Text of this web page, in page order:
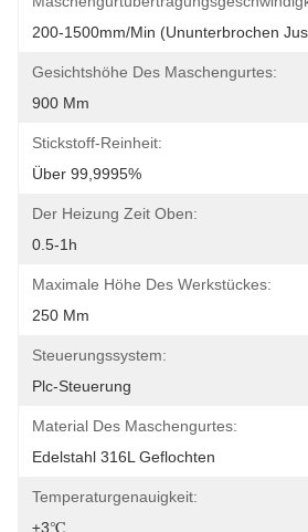
200-1500mm/min (ununterbrochen
Gesichtshöhe Des Maschengurtes:
900 Mm
Stickstoff-Reinheit:
Über 99,9995%
Der Heizung Zeit Oben:
0.5-1h
Maximale Höhe Des Werkstückes:
250 Mm
Steuerungssystem:
Plc-Steuerung
Material Des Maschengurtes:
Edelstahl 316L Geflochten
Temperaturgenauigkeit:
±3℃